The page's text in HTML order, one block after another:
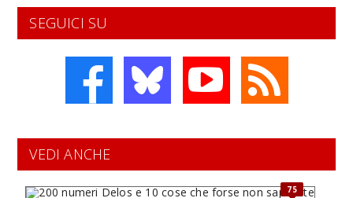
SEGUICI SU
VEDI ANCHE
75